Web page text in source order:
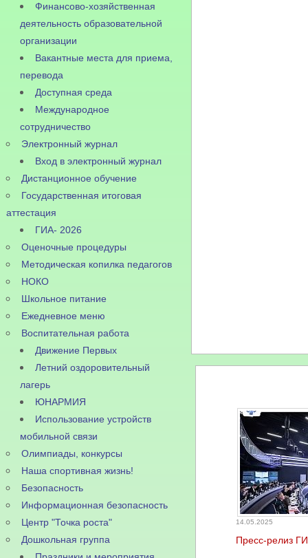
Финансово-хозяйственная
деятельность образовательной
организации
Вакантные места для приема,
перевода
Доступная среда
Международное
сотрудничество
Электронный журнал
Вход в электронный журнал
Дистанционное обучение
Государственная итоговая
аттестация
ГИА- 2026
Оценочные процедуры
Методическая копилка педагогов
НОКО
Школьное питание
Ежедневное меню
Воспитательная работа
Движение Первых
Летний оздоровительный
лагерь
ЮНАРМИЯ
Использование устройств
мобильной связи
Олимпиады, конкурсы
Наша спортивная жизнь!
Безопасность
Информационная безопасность
Центр "Точка роста"
Дошкольная группа
14.05.2025
Пресс-релиз